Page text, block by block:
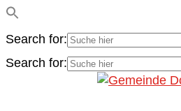
Search for:
Search for: